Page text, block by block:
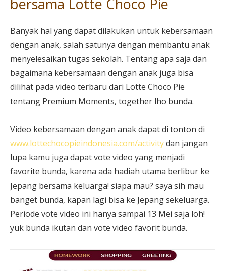
bersama Lotte Choco Pie
Banyak hal yang dapat dilakukan untuk kebersamaan
dengan anak, salah satunya dengan membantu anak
menyelesaikan tugas sekolah. Tentang apa saja dan
bagaimana kebersamaan dengan anak juga bisa
dilihat pada video terbaru dari Lotte Choco Pie
tentang Premium Moments, together lho bunda.
Video kebersamaan dengan anak dapat di tonton di
www.lottechocopieindonesia.com/activitydan jangan
lupa kamu juga dapat vote video yang menjadi
favorite bunda, karena ada hadiah utama berlibur ke
Jepang bersama keluarga! siapa mau? saya sih mau
banget bunda, kapan lagi bisa ke Jepang sekeluarga.
Periode vote video ini hanya sampai 13 Mei saja loh!
yuk bunda ikutan dan vote video favorit bunda.